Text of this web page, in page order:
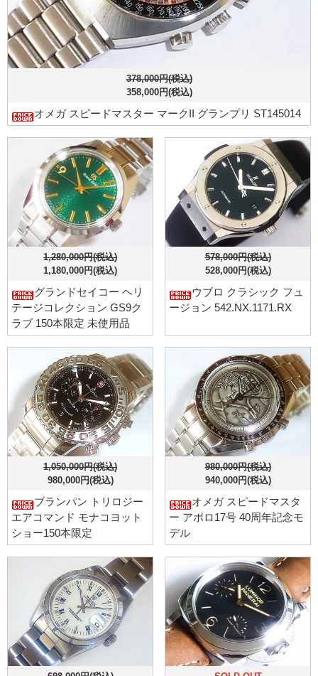
378,000円(税込)
358,000円(税込)
オメガ スピードマスター マークII グランプリ ST145014
1,280,000円(税込)
1,180,000円(税込)
グランドセイコー ヘリ
テージコレクション GS9ク
ラブ 150本限定 未使用品
578,000円(税込)
528,000円(税込)
ウブロ クラシック フュ
ージョン 542.NX.1171.RX
1,050,000円(税込)
980,000円(税込)
ブランパン トリロジー
エアコマンド モナコヨット
ショー150本限定
980,000円(税込)
940,000円(税込)
オメガ スピードマスタ
ー アポロ17号 40周年記念モ
デル